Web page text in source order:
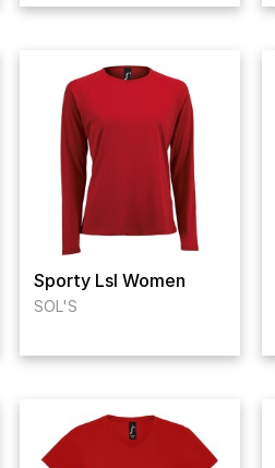
Sporty Lsl Women
SOL'S